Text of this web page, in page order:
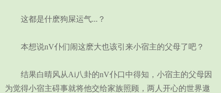
这都是什麽狗屎运气...？
本想说nV仆们闹这麽大也该引来小宿主的父母了吧？
结果白晴风从Ai八卦的nV仆口中得知，小宿主的父母因
为觉得小宿主碍事就将他交给家族照顾，两人开心的世界遨